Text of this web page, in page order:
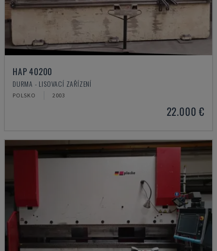
HAP 40200
DURMA - LISOVACÍ ZAŘÍZENÍ
POLSKO 2003
22.000 €